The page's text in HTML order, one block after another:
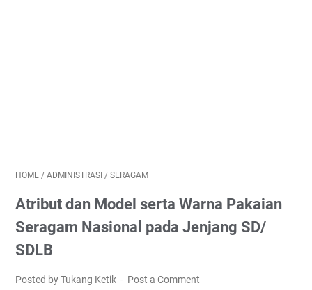
HOME / ADMINISTRASI / SERAGAM
Atribut dan Model serta Warna Pakaian
Seragam Nasional pada Jenjang SD/
SDLB
Posted by Tukang Ketik Post a Comment